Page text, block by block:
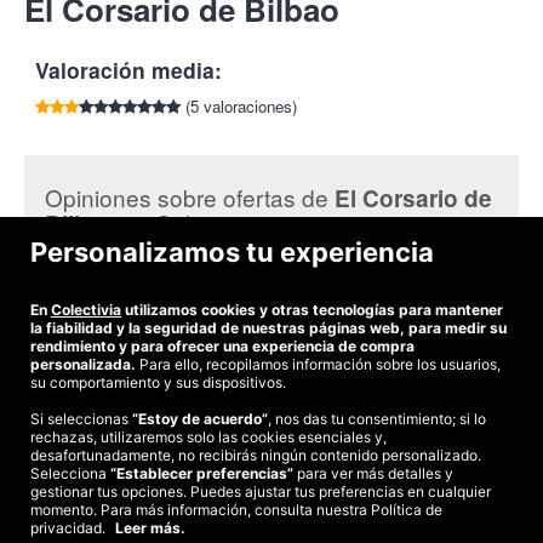
El corsario de Bilbao se juega mediante un bonito paseo por la
de La Salve, junto al Museo Guggenheim. Pero no te preocupes
si no sabes exactamente dónde es, el juego te mostrará un
mapa con geolocalización antes de empezar.
Bilbao para descifrar los enigmas y encontrar el tesoro del
¡Con Colectivia conoce Bilbao en profundidad!
mediante el 644 599 491.
El Corsario de Bilbao
Valoración media:
(5 valoraciones)
Opiniones sobre ofertas de El Corsario de
Bilbaoen Colectivia:
Una buena experiencia. Lo recomiendo.
©2026 Colectivia
Términos y condiciones|Política de privacidad|Política de cookies
Estudio turismo de verano 2020
Personalizamos tu experiencia
En Colectivia utilizamos cookies y otras tecnologías para mantener
la fiabilidad y la seguridad de nuestras páginas web, para medir su
rendimiento y para ofrecer una experiencia de compra
personalizada. Para ello, recopilamos información sobre los usuarios,
su comportamiento y sus dispositivos.
Si seleccionas “Estoy de acuerdo”, nos das tu consentimiento; si lo
rechazas, utilizaremos solo las cookies esenciales y,
desafortunadamente, no recibirás ningún contenido personalizado.
Selecciona “Establecer preferencias” para ver más detalles y
gestionar tus opciones. Puedes ajustar tus preferencias en cualquier
momento. Para más información, consulta nuestra Política de
privacidad. Leer más.